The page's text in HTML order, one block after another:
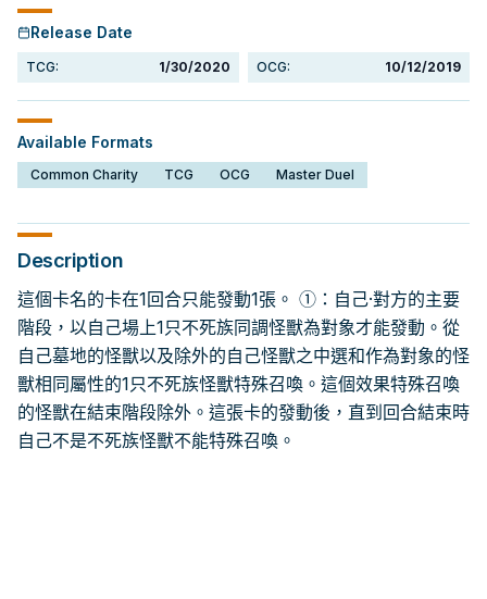
Release Date
TCG: 1/30/2020 OCG: 10/12/2019
Available Formats
Common Charity TCG OCG Master Duel
Description
這個卡名的卡在1回合只能發動1張。 ①：自己·對方的主要
階段，以自己場上1只不死族同調怪獸為對象才能發動。從
自己墓地的怪獸以及除外的自己怪獸之中選和作為對象的怪
獸相同屬性的1只不死族怪獸特殊召喚。這個效果特殊召喚
的怪獸在結束階段除外。這張卡的發動後，直到回合結束時
自己不是不死族怪獸不能特殊召喚。